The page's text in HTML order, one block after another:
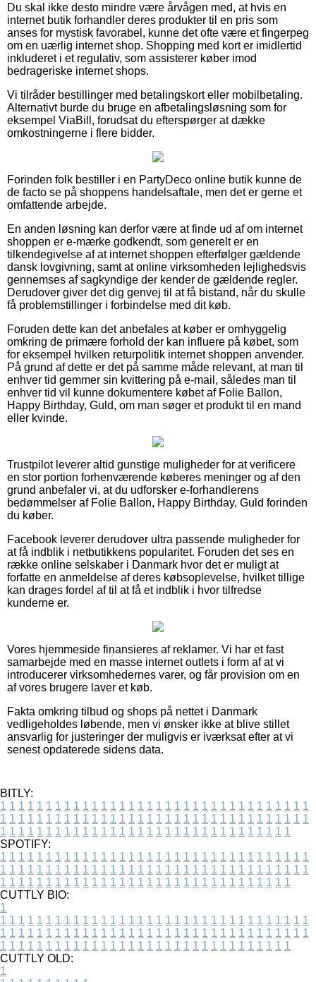
Du skal ikke desto mindre være årvågen med, at hvis en
internet butik forhandler deres produkter til en pris som
anses for mystisk favorabel, kunne det ofte være et fingerpeg
om en uærlig internet shop. Shopping med kort er imidlertid
inkluderet i et regulativ, som assisterer køber imod
bedrageriske internet shops.
Vi tilråder bestillinger med betalingskort eller mobilbetaling.
Alternativt burde du bruge en afbetalingsløsning som for
eksempel ViaBill, forudsat du efterspørger at dække
omkostningerne i flere bidder.
Forinden folk bestiller i en PartyDeco online butik kunne de
de facto se på shoppens handelsaftale, men det er gerne et
omfattende arbejde.
En anden løsning kan derfor være at finde ud af om internet
shoppen er e-mærke godkendt, som generelt er en
tilkendegivelse af at internet shoppen efterfølger gældende
dansk lovgivning, samt at online virksomheden lejlighedsvis
gennemses af sagkyndige der kender de gældende regler.
Derudover giver det dig genvej til at få bistand, når du skulle
få problemstillinger i forbindelse med dit køb.
Foruden dette kan det anbefales at køber er omhyggelig
omkring de primære forhold der kan influere på købet, som
for eksempel hvilken returpolitik internet shoppen anvender.
På grund af dette er det på samme måde relevant, at man til
enhver tid gemmer sin kvittering på e-mail, således man til
enhver tid vil kunne dokumentere købet af Folie Ballon,
Happy Birthday, Guld, om man søger et produkt til en mand
eller kvinde.
Trustpilot leverer altid gunstige muligheder for at verificere
en stor portion forhenværende køberes meninger og af den
grund anbefaler vi, at du udforsker e-forhandlerens
bedømmelser af Folie Ballon, Happy Birthday, Guld forinden
du køber.
Facebook leverer derudover ultra passende muligheder for
at få indblik i netbutikkens popularitet. Foruden det ses en
række online selskaber i Danmark hvor det er muligt at
forfatte en anmeldelse af deres købsoplevelse, hvilket tillige
kan drages fordel af til at få et indblik i hvor tilfredse
kunderne er.
Vores hjemmeside finansieres af reklamer. Vi har et fast
samarbejde med en masse internet outlets i form af at vi
introducerer virksomhedernes varer, og får provision om en
af vores brugere laver et køb.
Fakta omkring tilbud og shops på nettet i Danmark
vedligeholdes løbende, men vi ønsker ikke at blive stillet
ansvarlig for justeringer der muligvis er iværksat efter at vi
senest opdaterede sidens data.
BITLY:
1 1 1 1 1 1 1 1 1 1 1 1 1 1 1 1 1 1 1 1 1 1 1 1 1 1 1 1 1 1 1 1 1 1
1 1 1 1 1 1 1 1 1 1 1 1 1 1 1 1 1 1 1 1 1 1 1 1 1 1 1 1 1 1 1 1 1 1
1 1 1 1 1 1 1 1 1 1 1 1 1 1 1 1 1 1 1 1 1 1 1 1 1 1 1 1 1 1 1 1
SPOTIFY:
1 1 1 1 1 1 1 1 1 1 1 1 1 1 1 1 1 1 1 1 1 1 1 1 1 1 1 1 1 1 1 1 1 1
1 1 1 1 1 1 1 1 1 1 1 1 1 1 1 1 1 1 1 1 1 1 1 1 1 1 1 1 1 1 1 1 1 1
1 1 1 1 1 1 1 1 1 1 1 1 1 1 1 1 1 1 1 1 1 1 1 1 1 1 1 1 1 1 1 1
CUTTLY BIO:
1
1 1 1 1 1 1 1 1 1 1 1 1 1 1 1 1 1 1 1 1 1 1 1 1 1 1 1 1 1 1 1 1 1 1
1 1 1 1 1 1 1 1 1 1 1 1 1 1 1 1 1 1 1 1 1 1 1 1 1 1 1 1 1 1 1 1 1 1
1 1 1 1 1 1 1 1 1 1 1 1 1 1 1 1 1 1 1 1 1 1 1 1 1 1 1 1 1 1 1 1
CUTTLY OLD:
1